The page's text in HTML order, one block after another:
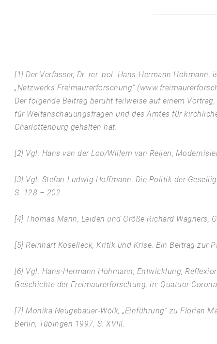
[1] Der Verfasser, Dr. rer. pol. Hans-Hermann
„Netzwerks Freimaurerforschung“ (
Der folgende Beitrag beruht teilweise auf einem
für Weltanschauungsfragen und des Amtes für
Charlottenburg gehalten hat.
[2] Vgl. Hans van der Loo/Willem van Reijen,
[3] Vgl. Stefan-Ludwig Hoffmann, Die Politik der
S. 128 – 202.
[4] Thomas Mann, Leiden und Größe Richard Wagners,
[5] Reinhart Koselleck, Kritik und Krise. Ein Beitrag zur
[6] Vgl. Hans-Hermann Höhmann, Entwicklung,
Geschichte der Freimaurerforschung, in: Quatuor
[7] Monika Neugebauer-Wölk, „Einführung“ zu Florian
Berlin, Tübingen 1997, S. XVIII.